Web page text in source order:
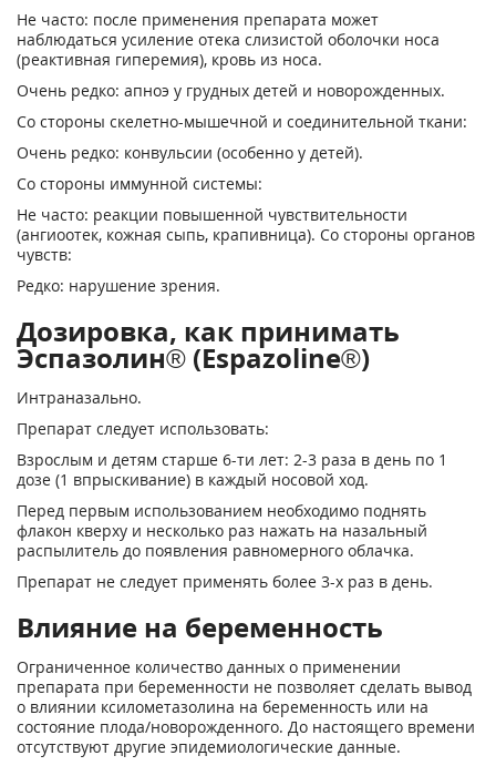
Не часто: после применения препарата может
наблюдаться усиление отека слизистой оболочки носа
(реактивная гиперемия), кровь из носа.
Очень редко: апноэ у грудных детей и новорожденных.
Со стороны скелетно-мышечной и соединительной ткани:
Очень редко: конвульсии (особенно у детей).
Со стороны иммунной системы:
Не часто: реакции повышенной чувствительности
(ангиоотек, кожная сыпь, крапивница). Со стороны органов
чувств:
Редко: нарушение зрения.
Дозировка, как принимать
Эспазолин® (Espazoline®)
Интраназально.
Препарат следует использовать:
Взрослым и детям старше 6-ти лет: 2-3 раза в день по 1
дозе (1 впрыскивание) в каждый носовой ход.
Перед первым использованием необходимо поднять
флакон кверху и несколько раз нажать на назальный
распылитель до появления равномерного облачка.
Препарат не следует применять более 3-х раз в день.
Влияние на беременность
Ограниченное количество данных о применении
препарата при беременности не позволяет сделать вывод
о влиянии ксилометазолина на беременность или на
состояние плода/новорожденного. До настоящего времени
отсутствуют другие эпидемиологические данные.